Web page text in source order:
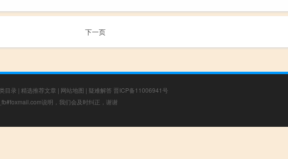
下一页
目录 | 精选推荐文章 | 网站地图 | 疑难解答 晋ICP备11006941号
说明，我们会及时纠正，谢谢